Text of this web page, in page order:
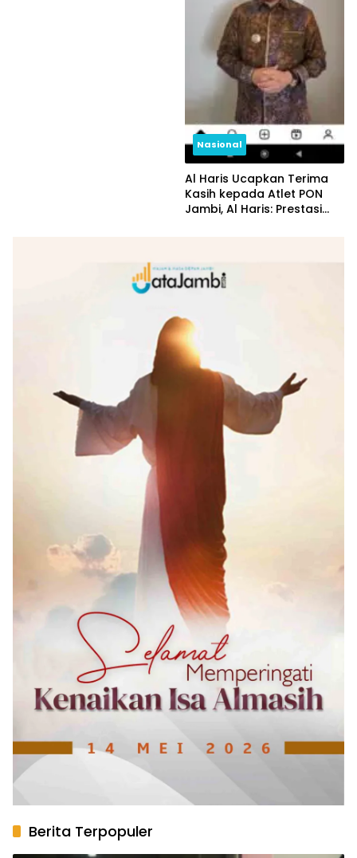
Nasional
Al Haris Ucapkan Terima
Kasih kepada Atlet PON
Jambi, Al Haris: Prestasi
Berita Terpopuler